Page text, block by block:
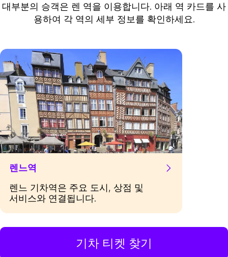
대부분의 승객은 렌 역을 이용합니다. 아래 역 카드를 사
용하여 각 역의 세부 정보를 확인하세요.
렌느역
렌느 기차역은 주요 도시, 상점 및
서비스와 연결됩니다.
기차 티켓 찾기